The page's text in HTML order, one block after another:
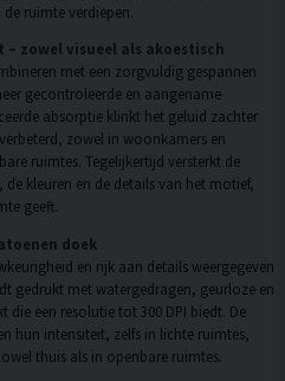
ruimte verdiepen.
zowel visueel als akoestisch
met een zorgvuldig gespannen
gecontroleerde en aangename
absorptie klinkt het geluid zachter
zowel in woonkamers en
ruimtes. Tegelijkertijd versterkt de
kleuren en de details van het motief,
geeft.
doek
en rijk aan details weergegeven
gedrukt met watergedragen, geurloze en
die een resolutie tot 300 DPI biedt. De
hun intensiteit, zelfs in lichte ruimtes,
thuis als in openbare ruimtes.